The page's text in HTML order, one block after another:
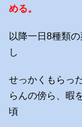
める。
以降一日8種類
し
せっかくもらっ
らんの傍ら、暇
頃